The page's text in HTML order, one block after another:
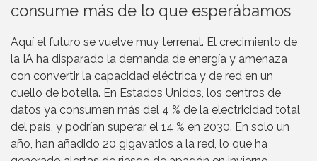
consume más de lo que esperábamos
Aquí el futuro se vuelve muy terrenal. El crecimiento de
la IA ha disparado la demanda de energía y amenaza
con convertir la capacidad eléctrica y de red en un
cuello de botella. En Estados Unidos, los centros de
datos ya consumen más del 4 % de la electricidad total
del país, y podrían superar el 14 % en 2030. En solo un
año, han añadido 20 gigavatios a la red, lo que ha